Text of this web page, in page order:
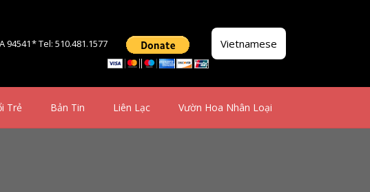
94541* Tel: 510.481.1577 Vietnamese
Trẻ Bản Tin Liên Lạc Vườn Hoa Nhân Loại